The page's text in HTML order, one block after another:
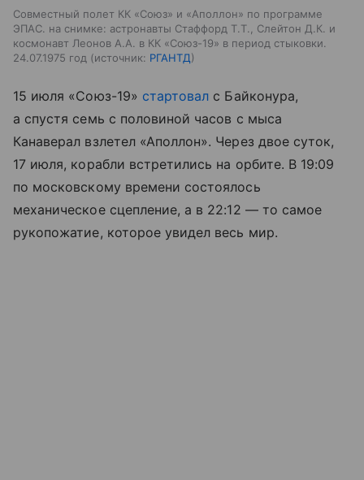
Совместный полет КК «Союз» и «Аполлон» по программе
ЭПАС. на снимке: астронавты Стаффорд Т.Т., Слейтон Д.К. и
космонавт Леонов А.А. в КК «Союз-19» в период стыковки.
24.07.1975 год
источник: РГАНТД
15 июля «Союз-19» стартовал с Байконура,
а спустя семь с половиной часов с мыса
Канаверал взлетел «Аполлон». Через двое суток,
17 июля, корабли встретились на орбите. В 19:09
по московскому времени состоялось
механическое сцепление, а в 22:12 — то самое
рукопожатие, которое увидел весь мир.